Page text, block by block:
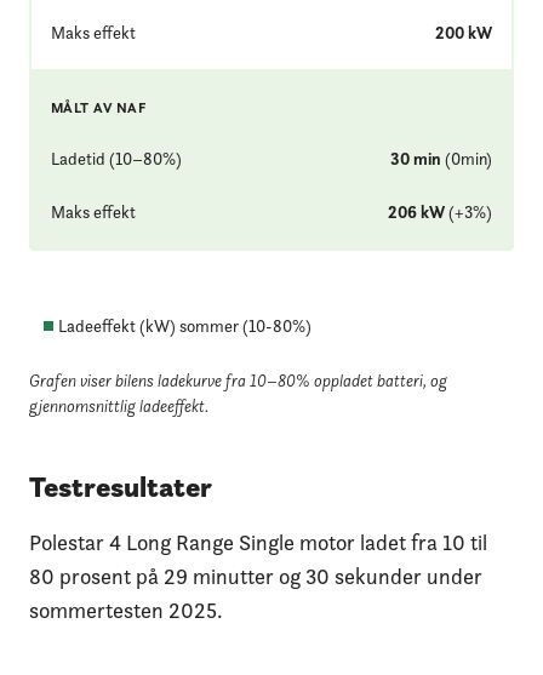
Maks effekt 200kW
MÅLT AV NAF
Ladetid (10–80%) 30min (0min)
Maks effekt 206kW(+3%)
Ladeeffekt (kW) sommer (10-80%)
Grafen viser bilens ladekurve fra 10–80% oppladet batteri, og
gjennomsnittlig ladeeffekt.
Testresultater
Polestar 4 Long Range Single motor ladet fra 10 til
80 prosent på 29 minutter og 30 sekunder under
sommertesten 2025.